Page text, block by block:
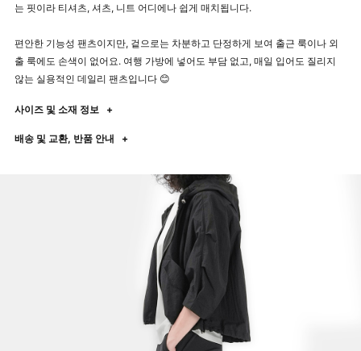
는 핏이라 티셔츠, 셔츠, 니트 어디에나 쉽게 매치됩니다.
편안한 기능성 팬츠이지만, 겉으로는 차분하고 단정하게 보여 출근 룩이나 외
출 룩에도 손색이 없어요. 여행 가방에 넣어도 부담 없고, 매일 입어도 질리지
않는 실용적인 데일리 팬츠입니다 😊
사이즈 및 소재 정보 +
배송 및 교환, 반품 안내 +